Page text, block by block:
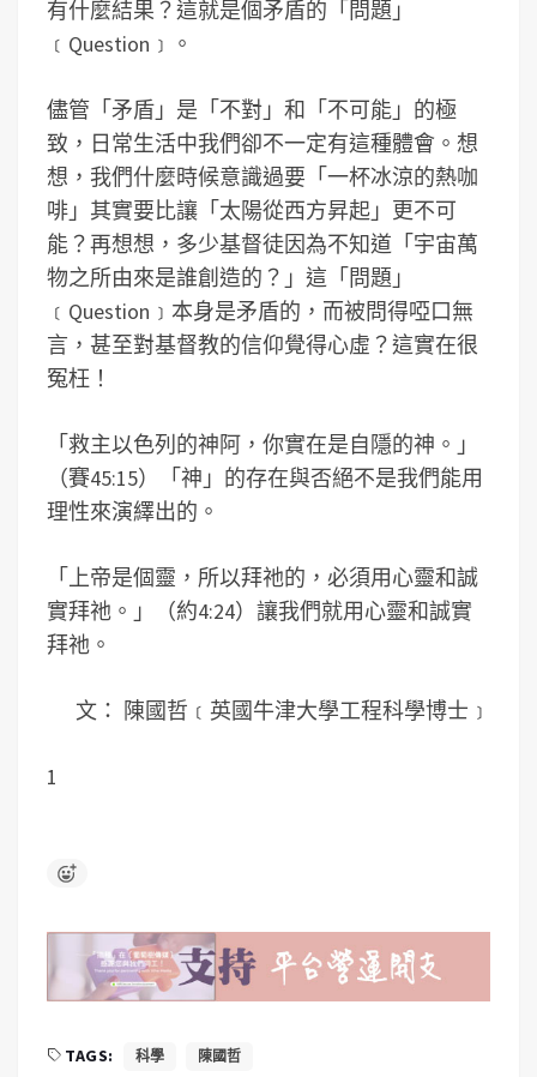
有什麼結果？這就是個矛盾的「問題」
﹝Question﹞。
儘管「矛盾」是「不對」和「不可能」的極
致，日常生活中我們卻不一定有這種體會。想
想，我們什麼時候意識過要「一杯冰涼的熱咖
啡」其實要比讓「太陽從西方昇起」更不可
能？再想想，多少基督徒因為不知道「宇宙萬
物之所由來是誰創造的？」這「問題」
﹝Question﹞本身是矛盾的，而被問得啞口無
言，甚至對基督教的信仰覺得心虛？這實在很
冤枉！
「救主以色列的神阿，你實在是自隱的神。」
（賽45:15）「神」的存在與否絕不是我們能用
理性來演繹出的。
「上帝是個靈，所以拜祂的，必須用心靈和誠
實拜祂。」（約4:24）讓我們就用心靈和誠實
拜祂。
文： 陳國哲﹝英國牛津大學工程科學博士﹞
1
TAGS: 科學 陳國哲